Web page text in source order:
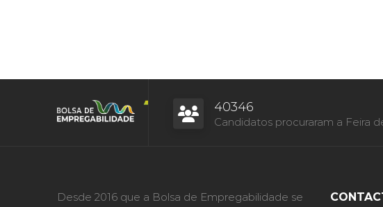
40346
Candidatos procuraram a Feira
Desde 2016 que a Bolsa de Empregabilidade se